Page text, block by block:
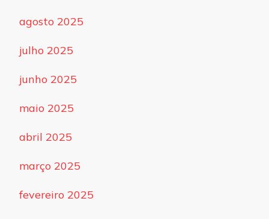
agosto 2025
julho 2025
junho 2025
maio 2025
abril 2025
março 2025
fevereiro 2025